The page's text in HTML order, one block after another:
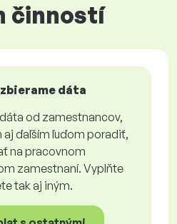
činností
dáta
od zamestnancov,
aj ďaľším ľuďom poradiť,
na pracovnom
zamestnaní. Vyplňte
tak aj iným.